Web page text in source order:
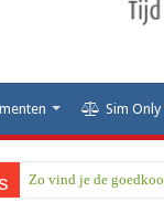
Sim
Zo vind je de